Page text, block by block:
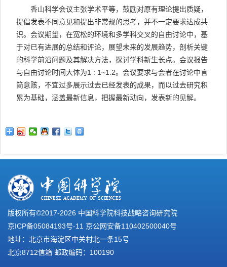
香山科学会议主张学术平等，鼓励对原有理论提出质疑，
提倡发表不同意见和提出非常规的思考，并不一定要求达成共
识。会议期望，在宽松的环境和多学科交叉的自由讨论中，基
于对已有进展的总结和评论，展望未来的发展趋势，剖析关键
的科学前沿问题及其解决方法，探讨学科新生长点。会议报告
与自由讨论时间大体为1 : 1~1.2。会议要求与会者在讨论中言
简意赅，不宜过多展示过去已经发表的成果，而以过去研究积
累为基础，涵盖最新信息，把握最新动向，发表新的见解。
版权所有©2017-2026 中国科学院科技战略咨询研究院
京ICP备05084193号-11 京公网安备110402500040号
地址：北京市海淀区中关村北一条15号
北京8712信箱 邮政编码：100190